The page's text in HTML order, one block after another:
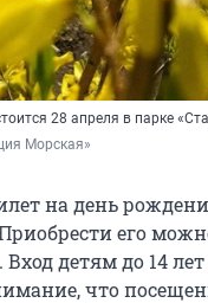
28 апреля в парке
Морская»
на день
его
детям до 14
что